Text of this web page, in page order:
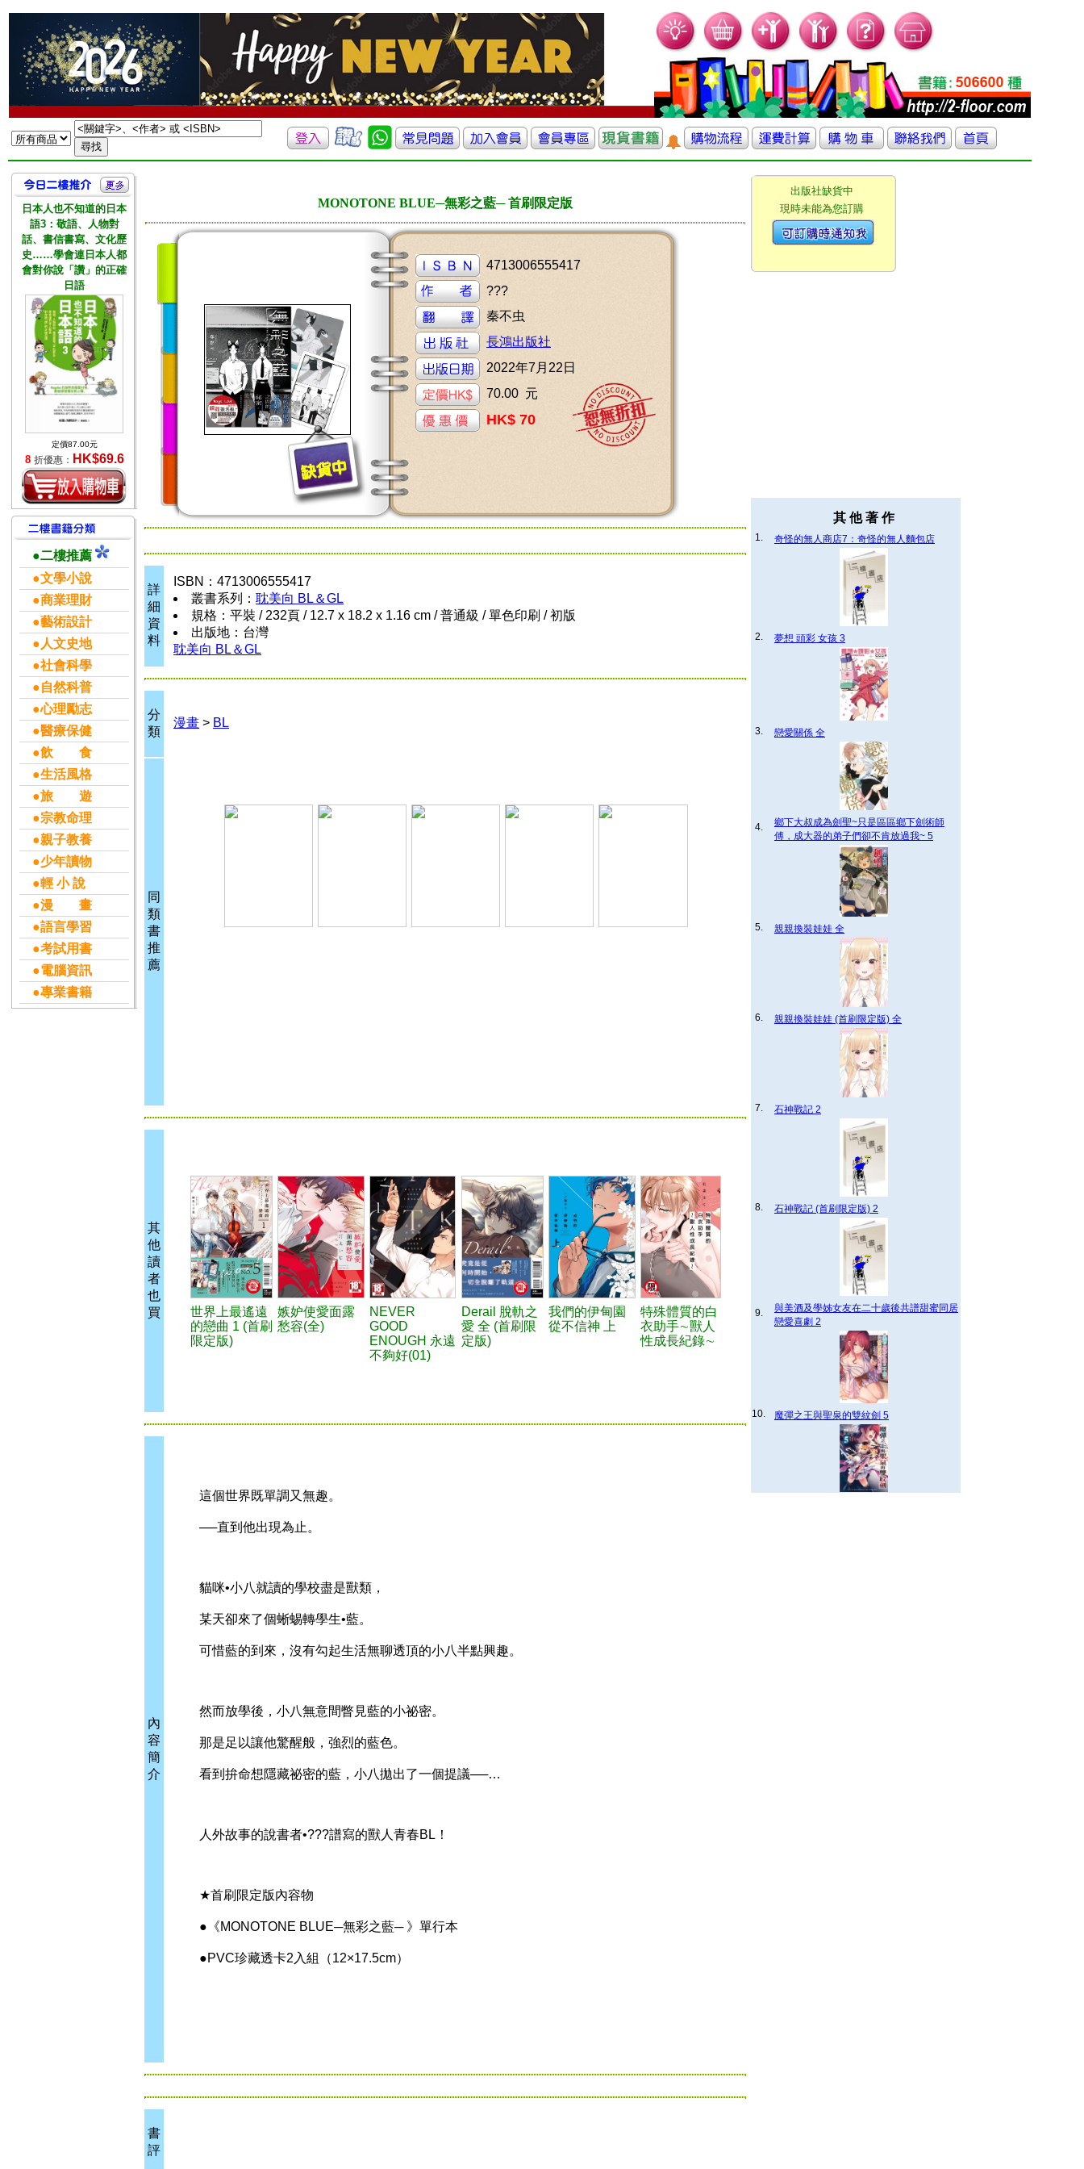
日本人也不知道的日本
語3：敬語、人物對
話、書信書寫、文化歷
史……學會連日本人都
會對你說「讚」的正確
日語
定價87.00元
8 折優惠： HK$69.6
●二樓推薦
●文學小說
●商業理財
●藝術設計
●人文史地
●社會科學
●自然科普
●心理勵志
●醫療保健
●飲 食
●生活風格
●旅 遊
●宗教命理
●親子教養
●少年讀物
●輕 小 說
●漫 畫
●語言學習
●考試用書
●電腦資訊
●專業書籍
MONOTONE BLUE─無彩之藍─ 首刷限定版
4713006555417
???
秦不虫
長鴻出版社
2022年7月22日
70.00 元
HK$ 70
詳
細
資
料
ISBN：4713006555417
叢書系列： 耽美向 BL＆GL
規格：平裝 / 232頁 / 12.7 x 18.2 x 1.16 cm / 普通級 / 單色印刷 / 初版
出版地：台灣
耽美向 BL＆GL
分
類
漫畫 > BL
同
類
書
推
薦
其
他
讀
者
也
買
世界上最遙遠
的戀曲 1 (首刷
限定版)
嫉妒使愛面露
愁容(全)
NEVER
GOOD
ENOUGH 永遠
不夠好(01)
Derail 脫軌之
愛 全 (首刷限
定版)
我們的伊甸園
從不信神 上
特殊體質的白
衣助手∼獸人
性成長紀錄∼
內
容
簡
介
這個世界既單調又無趣。
──直到他出現為止。
貓咪•小八就讀的學校盡是獸類，
某天卻來了個蜥蜴轉學生•藍。
可惜藍的到來，沒有勾起生活無聊透頂的小八半點興趣。
然而放學後，小八無意間瞥見藍的小祕密。
那是足以讓他驚醒般，強烈的藍色。
看到拚命想隱藏祕密的藍，小八拋出了一個提議──…
人外故事的說書者•???譜寫的獸人青春BL！
★首刷限定版內容物
●《MONOTONE BLUE─無彩之藍─ 》單行本
●PVC珍藏透卡2入組（12×17.5cm）
書
評
其 他 著 作
1. 奇怪的無人商店7：奇怪的無人麵包店
2. 夢想 頭彩 女孩 3
3. 戀愛關係 全
4.
鄉下大叔成為劍聖~只是區區鄉下劍術師
傅，成大器的弟子們卻不肯放過我~ 5
5. 親親換裝娃娃 全
6. 親親換裝娃娃 (首刷限定版) 全
7. 石神戰記 2
8. 石神戰記 (首刷限定版) 2
9.
與美酒及學姊女友在二十歲後共譜甜蜜同居
戀愛喜劇 2
10. 魔彈之王與聖泉的雙紋劍 5